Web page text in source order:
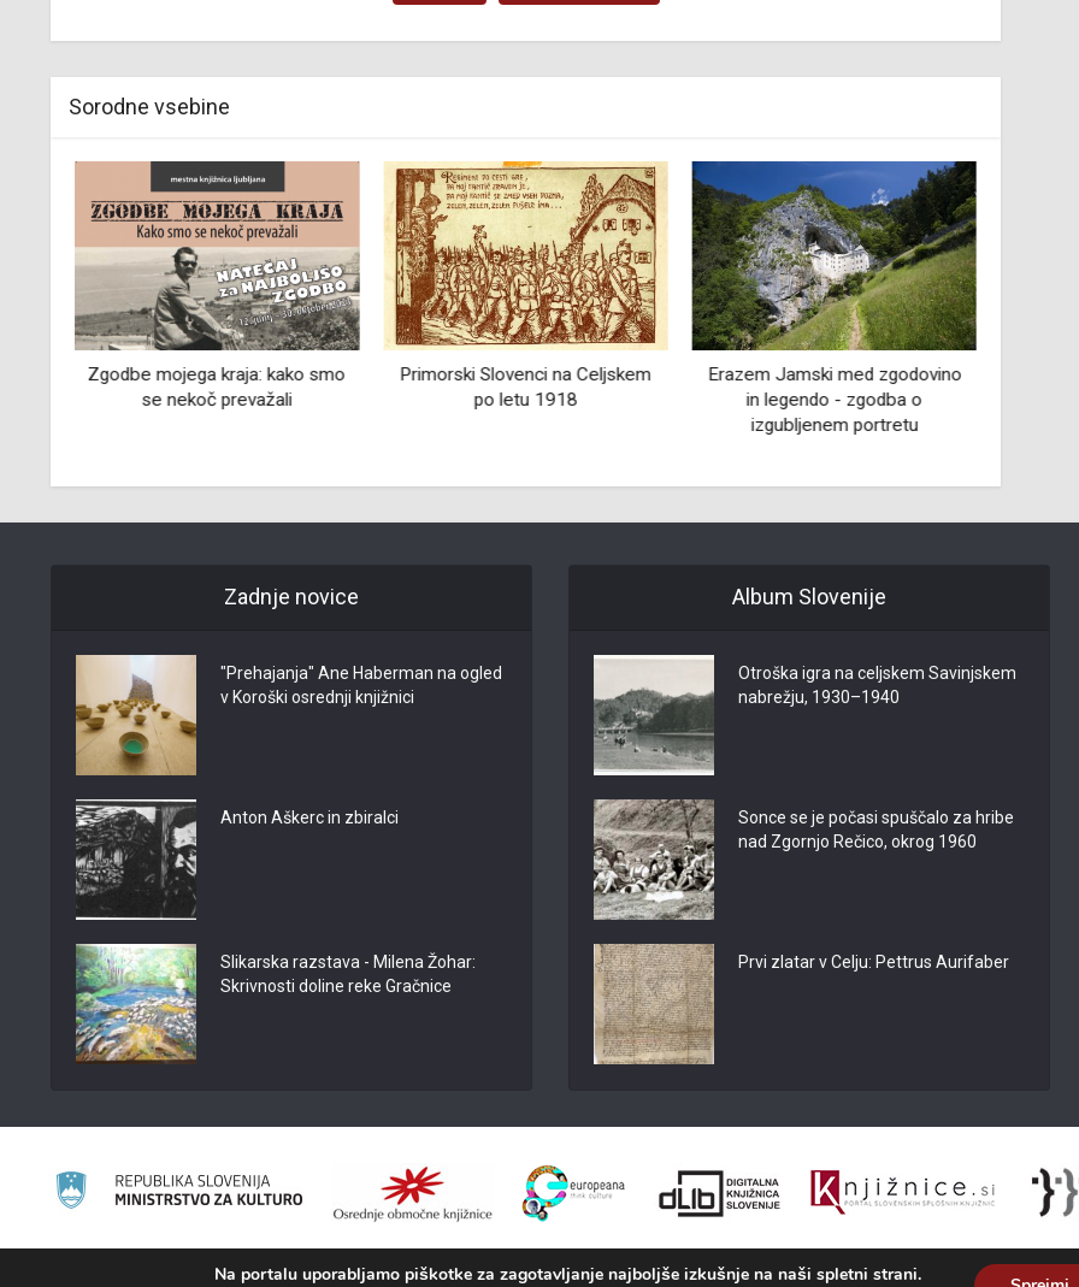
Sorodne vsebine
Zgodbe mojega kraja: kako smo
se nekoč prevažali
Primorski Slovenci na Celjskem
po letu 1918
Erazem Jamski med zgodovino
in legendo - zgodba o
izgubljenem portretu
Zadnje novice
"Prehajanja" Ane Haberman na ogled
v Koroški osrednji knjižnici
Anton Aškerc in zbiralci
Slikarska razstava - Milena Žohar:
Skrivnosti doline reke Gračnice
Album Slovenije
Otroška igra na celjskem Savinjskem
nabrežju, 1930–1940
Sonce se je počasi spuščalo za hribe
nad Zgornjo Rečico, okrog 1960
Prvi zlatar v Celju: Pettrus Aurifaber
Na portalu uporabljamo piškotke za zagotavljanje najboljše izkušnje na naši spletni strani.